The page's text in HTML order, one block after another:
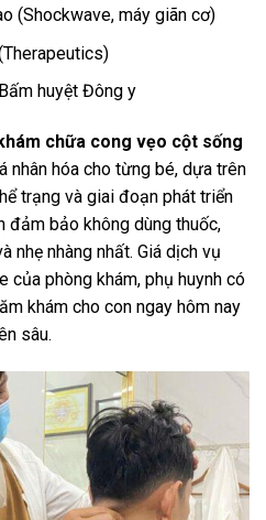
(Shockwave, máy giãn cơ)
huyệt Đông y
chữa cong vẹo cột sống
nhân hóa cho từng bé, dựa trên
trạng và giai đoạn phát triển
đảm bảo không dùng thuốc,
nhẹ nhàng nhất. Giá dịch vụ
phòng khám, phụ huynh có
khám cho con ngay hôm nay
sâu.